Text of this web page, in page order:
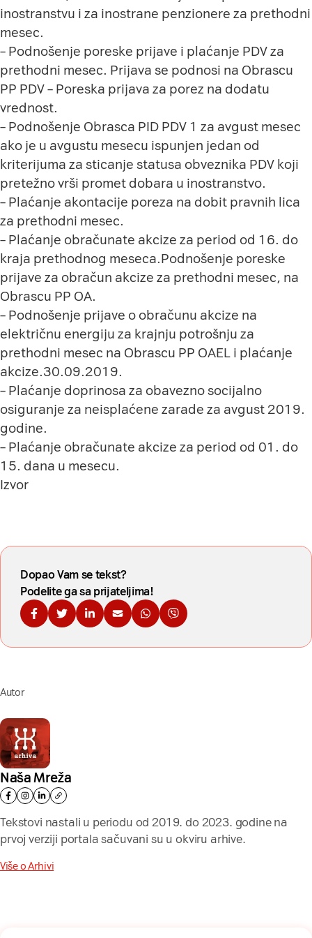
inostranstvu i za inostrane penzionere za prethodni
mesec.
– Podnošenje poreske prijave i plaćanje PDV za
prethodni mesec. Prijava se podnosi na Obrascu
PP PDV – Poreska prijava za porez na dodatu
vrednost.
– Podnošenje Obrasca PID PDV 1 za avgust mesec
ako je u avgustu mesecu ispunjen jedan od
kriterijuma za sticanje statusa obveznika PDV koji
pretežno vrši promet dobara u inostranstvo.
– Plaćanje akontacije poreza na dobit pravnih lica
za prethodni mesec.
– Plaćanje obračunate akcize za period od 16. do
kraja prethodnog meseca.Podnošenje poreske
prijave za obračun akcize za prethodni mesec, na
Obrascu PP OA.
– Podnošenje prijave o obračunu akcize na
električnu energiju za krajnju potrošnju za
prethodni mesec na Obrascu PP OAEL i plaćanje
akcize.30.09.2019.
– Plaćanje doprinosa za obavezno socijalno
osiguranje za neisplaćene zarade za avgust 2019.
godine.
– Plaćanje obračunate akcize za period od 01. do
15. dana u mesecu.
Izvor
Dopao Vam se tekst?
Podelite ga sa prijateljima!
Podelite na Fejsbuku
Podelite na Tviteru
Podelite na Linkdinu
Podelite na imejl
Podelite na WhatsApp
Podelite na Viberu
Autor
Naša Mreža
Tekstovi nastali u periodu od 2019. do 2023. godine na
prvoj verziji portala sačuvani su u okviru arhive.
Više o Arhivi